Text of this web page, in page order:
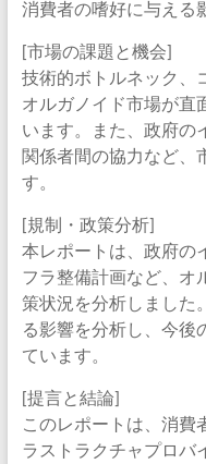
消費者の嗜好に与える
[市場の課題と機会]
技術的ボトルネック、
オルガノイド市場が直
います。また、政府の
関係者間の協力など、
す。
[規制・政策分析]
本レポートは、政府の
フラ整備計画など、オ
策状況を分析しました
る影響を分析し、今後
ています。
[提言と結論]
このレポートは、消費
ラストラクチャプロバ